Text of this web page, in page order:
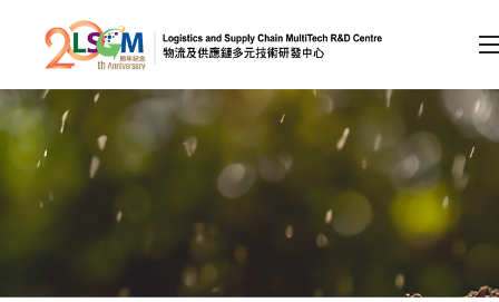
跳到内容（按回车键）
会员登录
A A EN 繁 简